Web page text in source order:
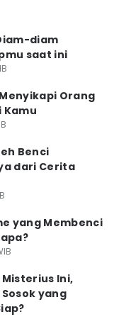
diam
saat ini
Orang
Kamu
Benci
dari Cerita
yang Membenci
Misterius Ini,
yang